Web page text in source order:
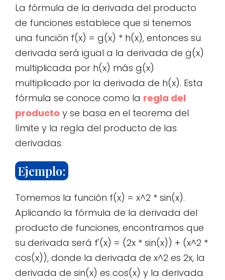
La fórmula de la derivada del producto
de funciones establece que si tenemos
una función f(x) = g(x) * h(x), entonces su
derivada será igual a la derivada de g(x)
multiplicada por h(x) más g(x)
multiplicado por la derivada de h(x). Esta
fórmula se conoce como la regla del
producto y se basa en el teorema del
límite y la regla del producto de las
derivadas.
Ejemplo:
Tomemos la función f(x) = x^2 * sin(x).
Aplicando la fórmula de la derivada del
producto de funciones, encontramos que
su derivada será f'(x) = (2x * sin(x)) + (x^2 *
cos(x)), donde la derivada de x^2 es 2x, la
derivada de sin(x) es cos(x) y la derivada